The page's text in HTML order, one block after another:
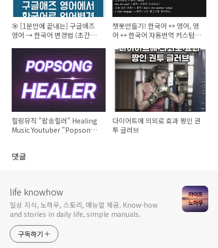
🎯 [1분만에 끝내는] 구글애즈
영어 → 한국어 변경법 (초간단
챗봇만들기! 한국어 ↔ 영어, 영
어 ↔ 한국어 자동번역 커스텀
힐링뮤직 "팝송힐러" Healing
Music Youtuber "Popsong
다이어트에 의외로 효과 짱인 권
투 글러브
댓글
life knowhow
일상 지식, 노하우, 스토리, 매뉴얼 제공. Know-how
and stories in daily life, simple manuals.
구독하기